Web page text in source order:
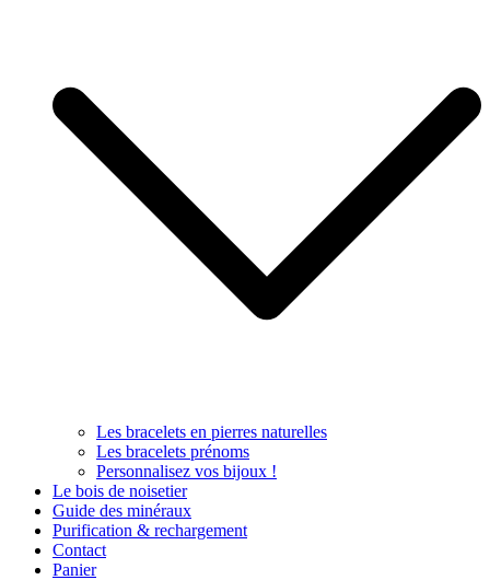
Les bracelets en pierres naturelles
Les bracelets prénoms
Personnalisez vos bijoux !
Le bois de noisetier
Guide des minéraux
Purification & rechargement
Contact
Panier